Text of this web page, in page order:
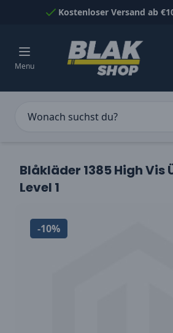
Skip to ContentKostenloser Versand ab
Menu
Blåkläder 1385 High Vis
Level 1
-10%